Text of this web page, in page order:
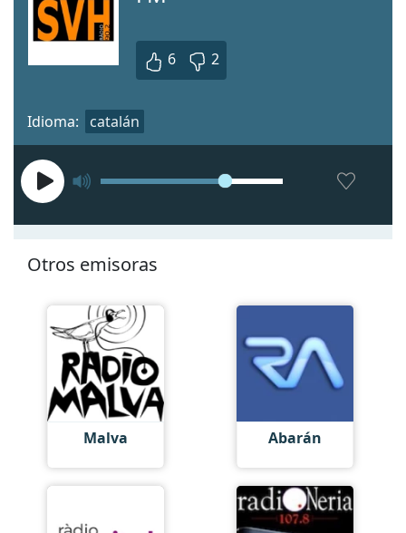
6 2
Idioma: catalán
Otros emisoras
Malva Abarán